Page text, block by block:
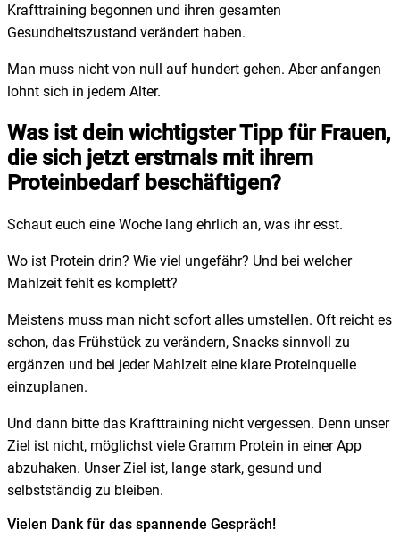
Krafttraining begonnen und ihren gesamten
Gesundheitszustand verändert haben.
Man muss nicht von null auf hundert gehen. Aber anfangen
lohnt sich in jedem Alter.
Was ist dein wichtigster Tipp für Frauen,
die sich jetzt erstmals mit ihrem
Proteinbedarf beschäftigen?
Schaut euch eine Woche lang ehrlich an, was ihr esst.
Wo ist Protein drin? Wie viel ungefähr? Und bei welcher
Mahlzeit fehlt es komplett?
Meistens muss man nicht sofort alles umstellen. Oft reicht es
schon, das Frühstück zu verändern, Snacks sinnvoll zu
ergänzen und bei jeder Mahlzeit eine klare Proteinquelle
einzuplanen.
Und dann bitte das Krafttraining nicht vergessen. Denn unser
Ziel ist nicht, möglichst viele Gramm Protein in einer App
abzuhaken. Unser Ziel ist, lange stark, gesund und
selbstständig zu bleiben.
Vielen Dank für das spannende Gespräch!